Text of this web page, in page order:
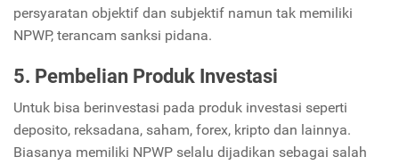
persyaratan objektif dan subjektif namun tak memiliki
NPWP, terancam sanksi pidana.
5. Pembelian Produk Investasi
Untuk bisa berinvestasi pada produk investasi seperti
deposito, reksadana, saham, forex, kripto dan lainnya.
Biasanya memiliki NPWP selalu dijadikan sebagai salah